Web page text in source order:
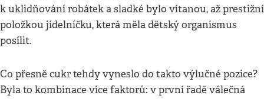
k uklidňování robátek a sladké bylo vítanou, až prestižní
položkou jídelníčku, která měla dětský organismus
posílit.
Co přesně cukr tehdy vyneslo do takto výlučné pozice?
Byla to kombinace více faktorů: v první řadě válečná